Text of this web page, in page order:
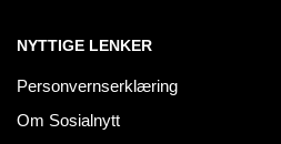
NYTTIGE LENKER
Personvernserklæring
Om Sosialnytt